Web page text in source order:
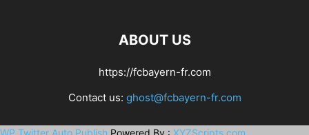
ABOUT US
https://fcbayern-fr.com
Contact us: ghost@fcbayern-fr.com
WP Twitter Auto Publish Powered By : XYZScripts.com